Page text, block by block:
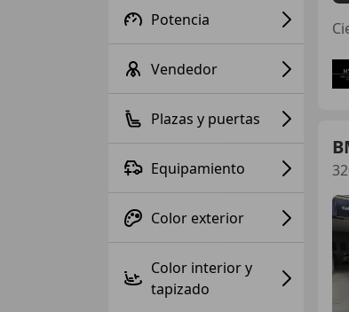
Potencia
Vendedor
Plazas y puertas
Equipamiento
Color exterior
Color interior y
tapizado